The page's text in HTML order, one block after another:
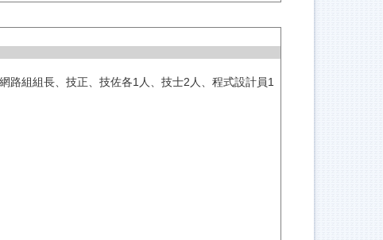
路組組長、技正、技佐各1人、技士2人、程式設計員1